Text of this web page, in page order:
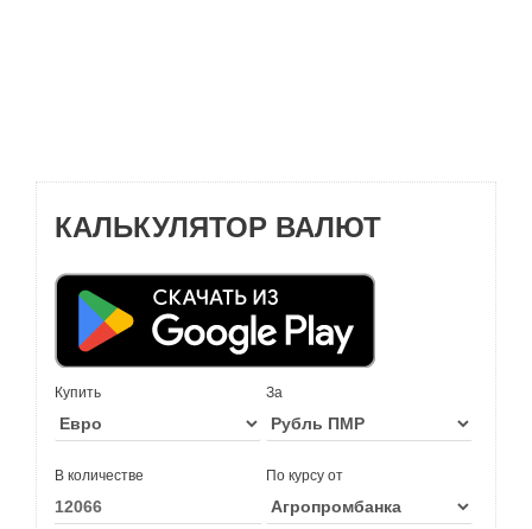
КАЛЬКУЛЯТОР ВАЛЮТ
Купить За
В количестве По курсу от